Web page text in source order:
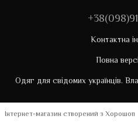
Контактна
Повна
Одяг для свідомих українців.
Інтернет-магазин створений з Хорошоп